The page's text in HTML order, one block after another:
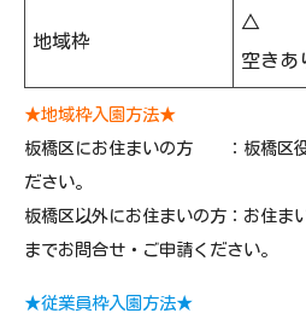
地域枠
△
空きあ
★地域枠入園方法★
板橋区にお住まいの方 ：板橋区役
ださい。
板橋区以外にお住まいの方：お住ま
までお問合せ・ご申請ください。
★従業員枠入園方法★